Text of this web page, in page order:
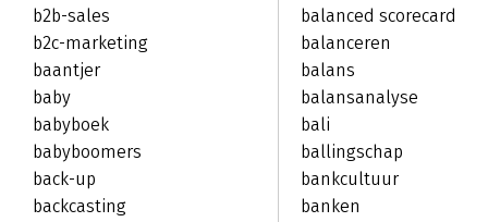
b2b-sales
b2c-marketing
baantjer
baby
babyboek
babyboomers
back-up
backcasting
balanced scorecard
balanceren
balans
balansanalyse
bali
ballingschap
bankcultuur
banken